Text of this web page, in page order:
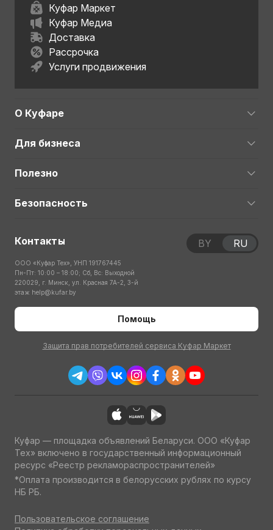
Куфар Маркет
Куфар Медиа
Доставка
Рассрочка
Услуги продвижения
О Куфаре
Для бизнеса
Полезно
Безопасность
Контакты
ООО «Куфар Тех», УНП 191767445
Пн-Пт: 10:00 – 18:00; Сб, Вс: Выходной
220029, г. Минск, ул. Красная 7А-2, 3-й
этаж help@kufar.by
Помощь
Защита прав потребителей сервиса Куфар Маркет
BY RU
Куфар — площадка объявлений Беларуси. ООО «Куфар
Тех» включено в государственный информационный
ресурс «Реестр рекламораспространителей»
*Оплата производится в белорусских рублях по курсу
НБ РБ.
Пользовательское соглашение